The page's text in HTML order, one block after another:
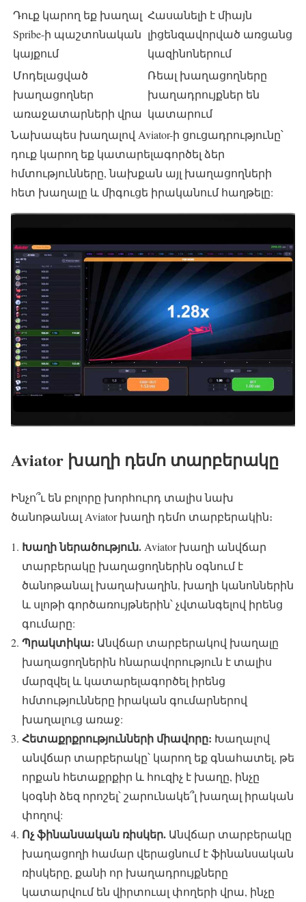
Դուք կարող եք խաղալ
Spribe-ի պաշտոնական
կայքում
Հասանելի է միայն
լիցենզավորված առցանց
կազինոներում
Մոդելացված
խաղացողներ
առաջատարների վրա
Ռեալ խաղացողները
խաղադրույքներ են
կատարում
Նախապես խաղալով Aviator-ի ցուցադրությունը՝
դուք կարող եք կատարելագործել ձեր
հմտությունները, նախքան այլ խաղացողների
հետ խաղալը և միգուցե իրականում հաղթելը:
Aviator խաղի դեմո տարբերակը
Ինչո՞ւ են բոլորը խորհուրդ տալիս նախ
ծանոթանալ Aviator խաղի դեմո տարբերակին։
Խաղի ներածություն. Aviator խաղի անվճար
տարբերակը խաղացողներին օգնում է
ծանոթանալ խաղախաղին, խաղի կանոններին
և սլոթի գործառույթներին՝ չվտանգելով իրենց
գումարը:
Պրակտիկա: Անվճար տարբերակով խաղալը
խաղացողներին հնարավորություն է տալիս
մարզվել և կատարելագործել իրենց
հմտությունները իրական գումարներով
խաղալուց առաջ:
Հետաքրքրությունների միավորը: Խաղալով
անվճար տարբերակը՝ կարող եք գնահատել, թե
որքան հետաքրքիր և հուզիչ է խաղը, ինչը
կօգնի ձեզ որոշել՝ շարունակե՞լ խաղալ իրական
փողով:
Ոչ ֆինանսական ռիսկեր. Անվճար տարբերակը
խաղացողի համար վերացնում է ֆինանսական
ռիսկերը, քանի որ խաղադրույքները
կատարվում են վիրտուալ փողերի վրա, ինչը